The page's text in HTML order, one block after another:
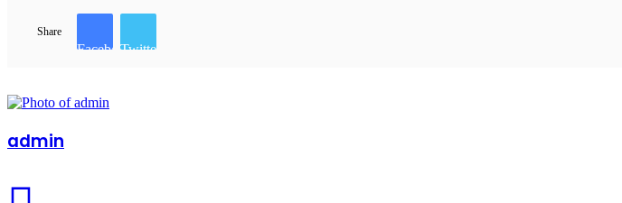
Share
FacebookTwitter
admin